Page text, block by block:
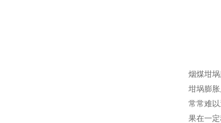
烟煤坩
坩埚膨
常常难
果在一